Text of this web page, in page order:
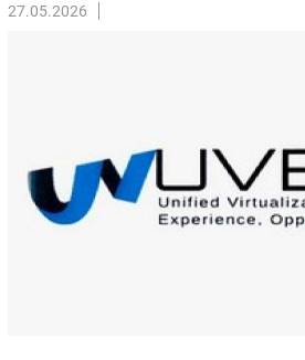
Торговые сети
Регулирование
Финансы
27.05.2026